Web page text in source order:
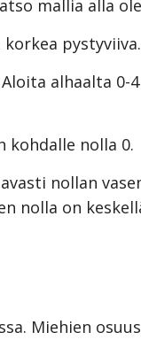
mallia alla
pystyviiva.
alhaalta 0-4
kohdalle nolla 0.
nollan
nolla on
Miehien